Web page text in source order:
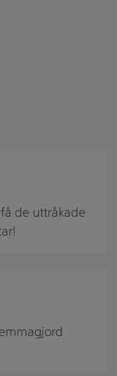
de uttråkade